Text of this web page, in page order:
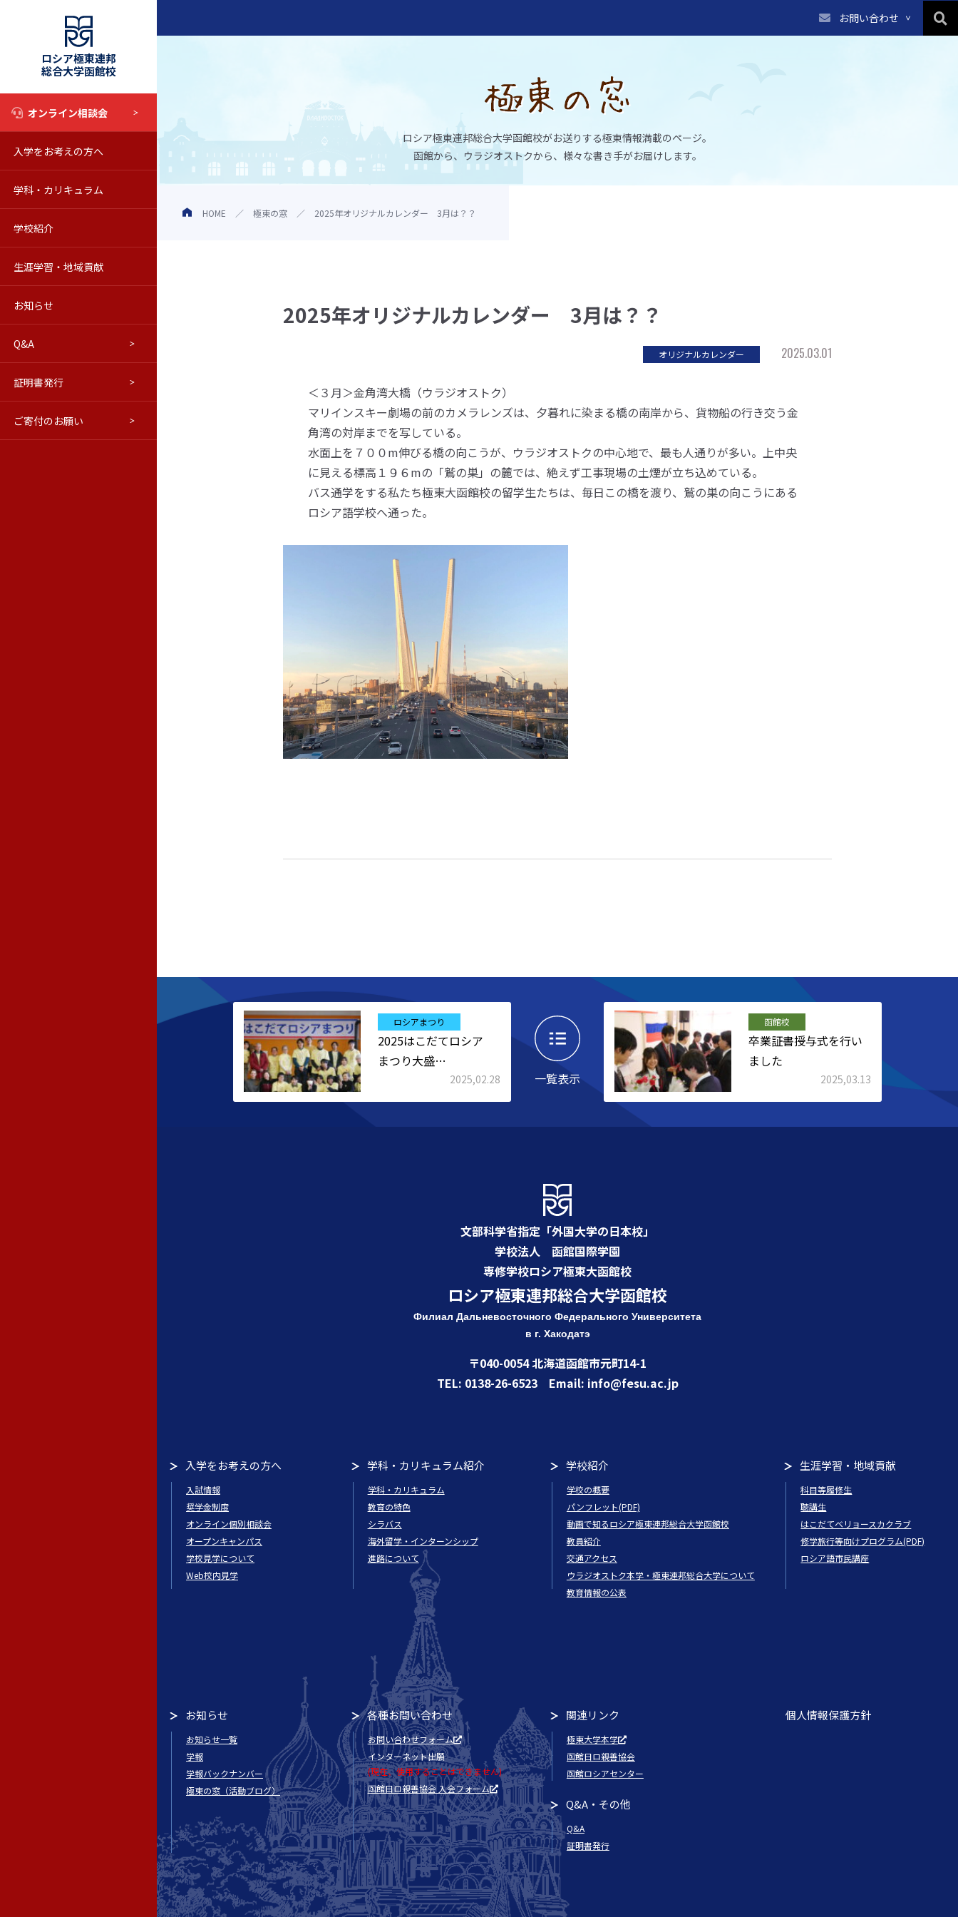
ロシア極東連邦
総合大学函館校
オンライン相談会
入学をお考えの方へ 入試情報
学科・カリキュラム
学校紹介
生涯学習・地域貢献
お知らせ
Q&A
証明書発行
ご寄付のお願い
お問い合わせ
ロシア極東連邦総合大学函館校がお送りする極東情報満載のページ。
函館から、ウラジオストクから、様々な書き手がお届けします。
HOME 極東の窓 2025年オリジナルカレンダー 3月は？？
2025年オリジナルカレンダー 3月は？？
オリジナルカレンダー 2025.03.01
＜３月＞金角湾大橋（ウラジオストク）
マリインスキー劇場の前のカメラレンズは、夕暮れに染まる橋の南岸から、貨物船の行き交う金
角湾の対岸までを写している。
水面上を７００m伸びる橋の向こうが、ウラジオストクの中心地で、最も人通りが多い。上中央
に見える標高１９６mの「鷲の巣」の麓では、絶えず工事現場の土煙が立ち込めている。
バス通学をする私たち極東大函館校の留学生たちは、毎日この橋を渡り、鷲の巣の向こうにある
ロシア語学校へ通った。
ロシアまつり
2025はこだてロシア
まつり大盛…
2025,02.28 一覧表示
函館校
卒業証書授与式を行い
ました
2025,03.13
文部科学省指定「外国大学の日本校」
学校法人 函館国際学園
専修学校ロシア極東大函館校
ロシア極東連邦総合大学函館校
Филиал Дальневосточного Федерального Университета
в г. Хакодатэ
〒040-0054 北海道函館市元町14-1
TEL: 0138-26-6523 Email: info@fesu.ac.jp
入学をお考えの方へ
入試情報
奨学金制度
オンライン個別相談会
オープンキャンパス
学校見学について
Web校内見学
学科・カリキュラム紹介
学科・カリキュラム
教育の特色
シラバス
海外留学・インターンシップ
進路について
学校紹介
学校の概要
パンフレット(PDF)
動画で知るロシア極東連邦総合大学函館校
教員紹介
交通アクセス
ウラジオストク本学・極東連邦総合大学について
教育情報の公表
生涯学習・地域貢献
科目等履修生
聴講生
はこだてベリョースカクラブ
修学旅行等向けプログラム(PDF)
ロシア語市民講座
お知らせ
お知らせ一覧
学報
学報バックナンバー
極東の窓（活動ブログ）
各種お問い合わせ
お問い合わせフォーム
インターネット出願
(現在、使用することはできません)
函館日ロ親善協会 入会フォーム
関連リンク
極東大学本学
函館日ロ親善協会
函館ロシアセンター
Q&A・その他
Q&A
証明書発行
個人情報保護方針